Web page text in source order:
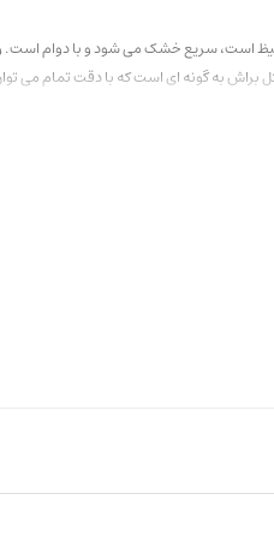
به گونه ای است که با دقت تمام می